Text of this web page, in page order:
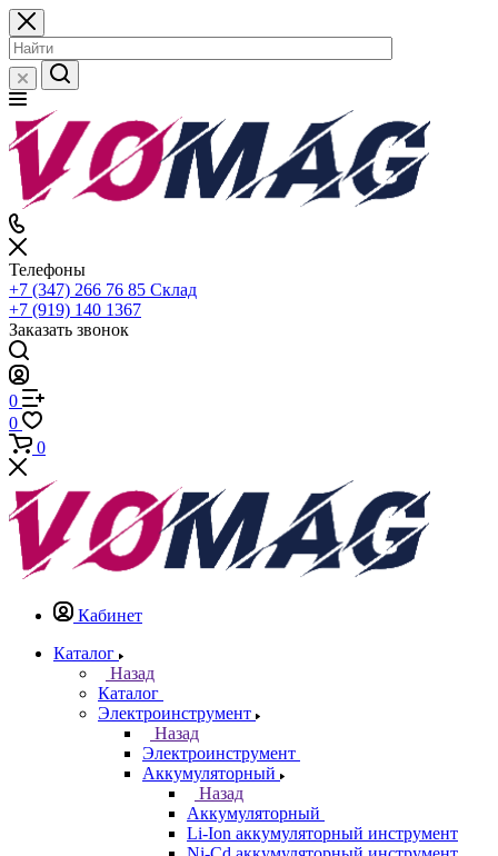
Телефоны
+7 (347) 266 76 85 Склад
+7 (919) 140 1367
Заказать звонок
0
0
0
Кабинет
Каталог
Назад
Каталог
Электроинструмент
Назад
Электроинструмент
Аккумуляторный
Назад
Аккумуляторный
Li-Ion аккумуляторный инструмент